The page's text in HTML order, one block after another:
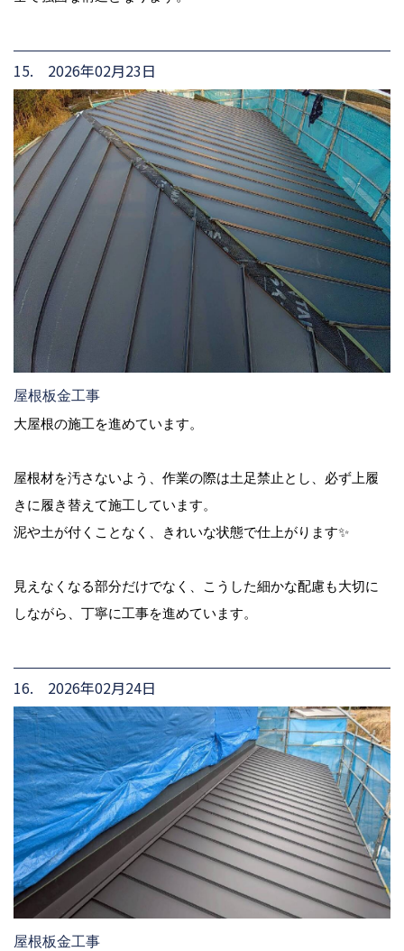
15. 2026年02月23日
屋根板金工事
大屋根の施工を進めています。
屋根材を汚さないよう、作業の際は土足禁止とし、必ず上履
きに履き替えて施工しています。
泥や土が付くことなく、きれいな状態で仕上がります✨
見えなくなる部分だけでなく、こうした細かな配慮も大切に
しながら、丁寧に工事を進めています。
16. 2026年02月24日
屋根板金工事